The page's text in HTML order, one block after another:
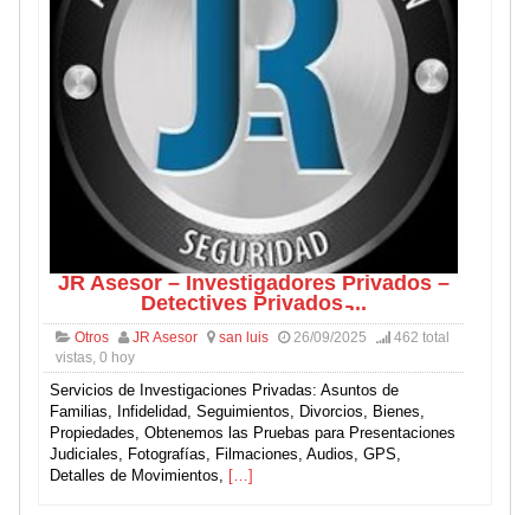
JR Asesor – Investigadores Privados –
Detectives Privados ̵...
Otros JR Asesor san luis 26/09/2025
462 total
vistas, 0 hoy
Servicios de Investigaciones Privadas: Asuntos de
Familias, Infidelidad, Seguimientos, Divorcios, Bienes,
Propiedades, Obtenemos las Pruebas para Presentaciones
Judiciales, Fotografías, Filmaciones, Audios, GPS,
Detalles de Movimientos, […]